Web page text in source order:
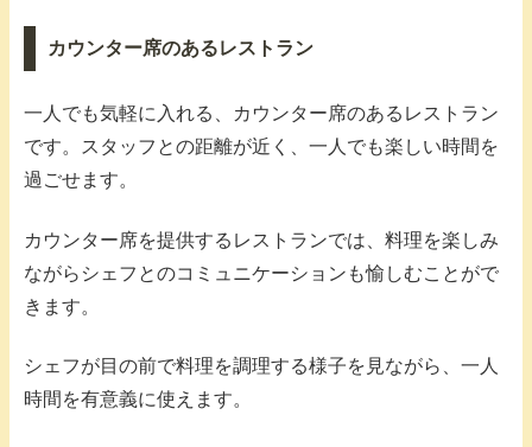
カウンター席のあるレストラン
一人でも気軽に入れる、カウンター席のあるレストラン
です。スタッフとの距離が近く、一人でも楽しい時間を
過ごせます。
カウンター席を提供するレストランでは、料理を楽しみ
ながらシェフとのコミュニケーションも愉しむことがで
きます。
シェフが目の前で料理を調理する様子を見ながら、一人
時間を有意義に使えます。